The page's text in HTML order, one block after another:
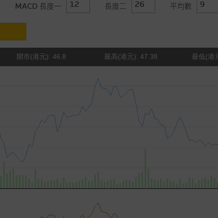
MACD 長度一 長度二 平均數